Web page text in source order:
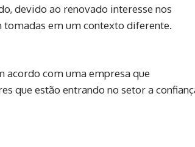
devido ao renovado interesse nos
tomadas em um contexto diferente.
acordo com uma empresa que
que estão entrando no setor a